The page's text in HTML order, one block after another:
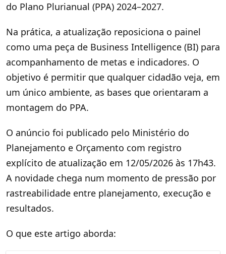
do Plano Plurianual (PPA) 2024–2027.
Na prática, a atualização reposiciona o painel
como uma peça de Business Intelligence (BI) para
acompanhamento de metas e indicadores. O
objetivo é permitir que qualquer cidadão veja, em
um único ambiente, as bases que orientaram a
montagem do PPA.
O anúncio foi publicado pelo Ministério do
Planejamento e Orçamento com registro
explícito de atualização em 12/05/2026 às 17h43.
A novidade chega num momento de pressão por
rastreabilidade entre planejamento, execução e
resultados.
O que este artigo aborda: